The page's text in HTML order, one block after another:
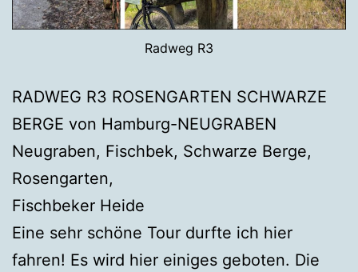
Radweg R3
RADWEG R3 ROSENGARTEN SCHWARZE
BERGE von Hamburg-NEUGRABEN
Neugraben, Fischbek, Schwarze Berge,
Rosengarten,
Fischbeker Heide
Eine sehr schöne Tour durfte ich hier
fahren! Es wird hier einiges geboten. Die